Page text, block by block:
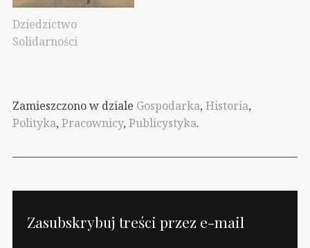
ówcześni robotnicy
walczyli z ówczesnym
PiS. Więc wiadomo,
Polska". Tak się składa,
że pochodzę ze
Dziedzictwo
Solidarności
Zamieszczono w dziale Gospodarka, Historia,
Polityka, Pracownicy, Publicystyka.
Zasubskrybuj treści przez e-mail